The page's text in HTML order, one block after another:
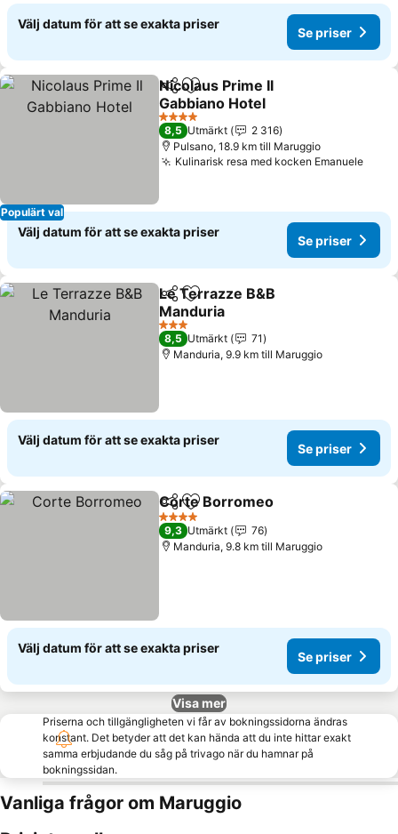
Välj datum för att se exakta priser
Se priser
Populärt val
Dela Lägg till i Mina Favoriter
Nicolaus Prime Il
Gabbiano Hotel
4 Stjärnor
8,5 Utmärkt
2 316
Pulsano, 18.9 km till Maruggio
Kulinarisk resa med kocken Emanuele
Välj datum för att se exakta priser
Se priser
Dela Lägg till i Mina Favoriter
Le Terrazze B&B
Manduria
3 Stjärnor
8,5 Utmärkt
71
Manduria, 9.9 km till Maruggio
Välj datum för att se exakta priser
Se priser
Dela Lägg till i Mina Favoriter
Corte Borromeo
4 Stjärnor
9,3 Utmärkt
76
Manduria, 9.8 km till Maruggio
Välj datum för att se exakta priser
Se priser
Visa mer
Priserna och tillgängligheten vi får av bokningssidorna ändras
konstant. Det betyder att det kan hända att du inte hittar exakt
samma erbjudande du såg på trivago när du hamnar på
bokningssidan.
Vanliga frågor om Maruggio